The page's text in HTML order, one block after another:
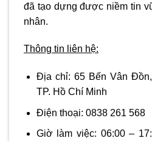
đã tạo dựng được niềm tin
nhân.
Thông tin liên hệ:
Địa chỉ:65 Bến Vân
TP. Hồ Chí Minh
Điện thoại: 0838 261 568
Giờ làm việc: 06:00 –